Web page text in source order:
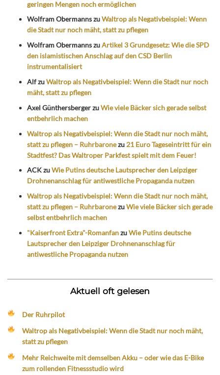
geringen Mengen noch ermöglichen
Wolfram ObermannszuWaltrop als Negativbeispiel: Wenn
die Stadt nur noch mäht, statt zu pflegen
Wolfram ObermannszuArtikel 3 Grundgesetz: Wie die SPD
den islamistischen Anschlag auf den CSD Berlin
instrumentalisiert
AlfzuWaltrop als Negativbeispiel: Wenn die Stadt nur noch
mäht, statt zu pflegen
Axel GünthersbergerzuWie viele Bäcker sich gerade selbst
entbehrlich machen
Waltrop als Negativbeispiel: Wenn die Stadt nur noch mäht,
statt zu pflegen – Ruhrbaronezu 21 Euro Tageseintritt für ein
Stadtfest? Das Waltroper Parkfest spielt mit dem Feuer!
ACKzuWie Putins deutsche Lautsprecher den Leipziger
Drohnenanschlag für antiwestliche Propaganda nutzen
Waltrop als Negativbeispiel: Wenn die Stadt nur noch mäht,
statt zu pflegen – RuhrbaronezuWie viele Bäcker sich gerade
selbst entbehrlich machen
"Kaiserfront Extra"-RomanfanzuWie Putins deutsche
Lautsprecher den Leipziger Drohnenanschlag für
antiwestliche Propaganda nutzen
Aktuell oft gelesen
Der Ruhrpilot
Waltrop als Negativbeispiel: Wenn die Stadt nur noch mäht,
statt zu pflegen
Mehr Reichweite mit demselben Akku – oder wie das E-Bike
zum rollenden Fitnessstudio wird